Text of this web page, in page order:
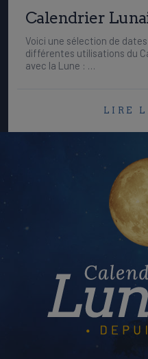
Calendrier
Voici une sélection de
différentes utilisations du
avec la Lune : …
LIRE